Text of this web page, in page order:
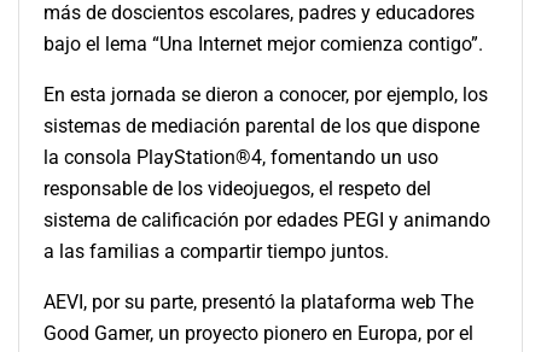
más de doscientos escolares, padres y educadores
bajo el lema “Una Internet mejor comienza contigo”.
En esta jornada se dieron a conocer, por ejemplo, los
sistemas de mediación parental de los que dispone
la consola PlayStation®4, fomentando un uso
responsable de los videojuegos, el respeto del
sistema de calificación por edades PEGI y animando
a las familias a compartir tiempo juntos.
AEVI, por su parte, presentó la plataforma web The
Good Gamer, un proyecto pionero en Europa, por el